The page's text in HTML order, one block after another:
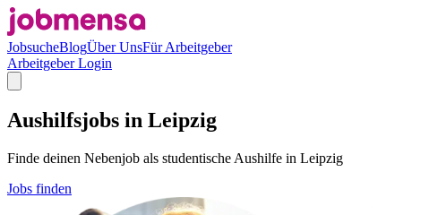
JobsucheBlogÜber UnsFür Arbeitgeber
Arbeitgeber Login
Aushilfsjobs in Leipzig
Finde deinen Nebenjob als studentische Aushilfe in Leipzig
Jobs finden